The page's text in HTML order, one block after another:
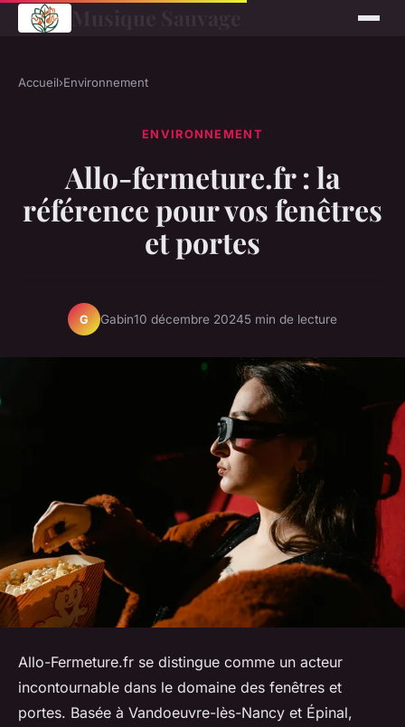
Accueil›Environnement
ENVIRONNEMENT
Allo-fermeture.fr : la
référence pour vos fenêtres
et portes
G Gabin10 décembre 20245 min de lecture
Allo-Fermeture.fr se distingue comme un acteur
incontournable dans le domaine des fenêtres et
portes. Basée à Vandoeuvre-lès-Nancy et Épinal,